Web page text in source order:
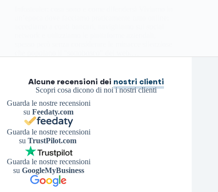
Alcune recensioni dei nostri clienti
Scopri cosa dicono di noi i nostri clienti
Guarda le nostre recensioni
suFeedaty.com
Guarda le nostre recensioni
su TrustPilot.com
Guarda le nostre recensioni
su GoogleMyBusiness